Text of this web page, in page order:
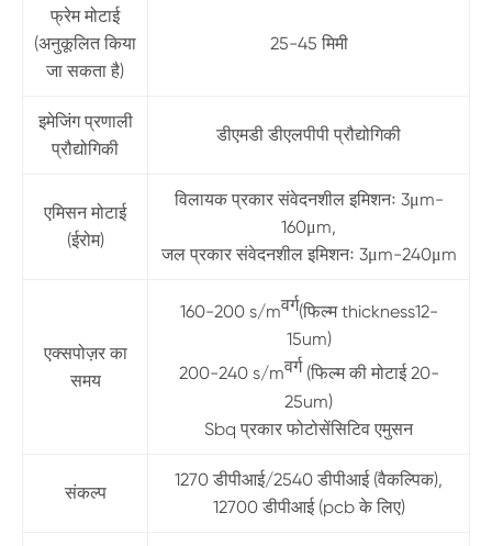
फ्रेम मोटाई
(अनुकूलित किया
जा सकता है)
25-45 मिमी
इमेजिंग प्रणाली
प्रौद्योगिकी
डीएमडी डीएलपीपी प्रौद्योगिकी
एमिसन मोटाई
(ईरोम)
विलायक प्रकार संवेदनशील इमिशनः 3μm-
160μm,
जल प्रकार संवेदनशील इमिशनः 3μm-240μm
एक्सपोज़र का
समय
160-200 s/mवर्ग(फिल्म thickness12-
15um)
200-240 s/mवर्ग (फिल्म की मोटाई 20-
25um)
Sbq प्रकार फोटोसेंसिटिव एमुसन
संकल्प
1270 डीपीआई/2540 डीपीआई (वैकल्पिक),
12700 डीपीआई (pcb के लिए)